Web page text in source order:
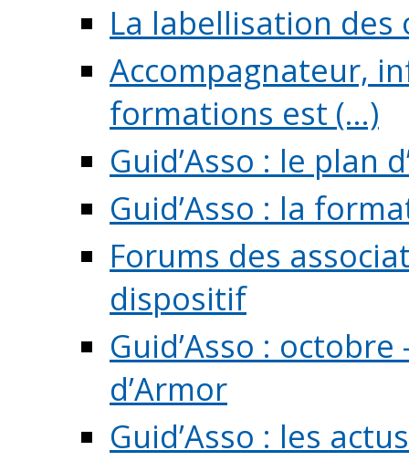
La labellisation
Accompagnateur,
formations est (...)
Guid’Asso : le plan
Guid’Asso : la
Forums des
dispositif
Guid’Asso :
d’Armor
Guid’Asso : les